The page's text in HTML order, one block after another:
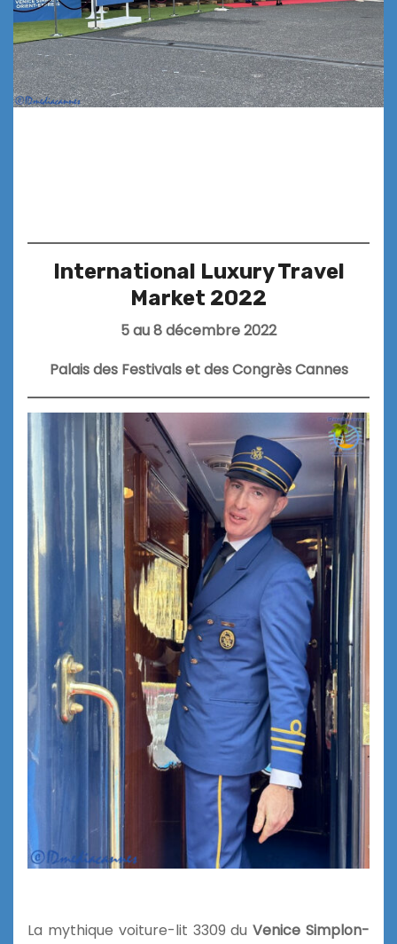
International Luxury Travel
Market 2022
5 au 8 décembre 2022
Palais des Festivals et des Congrès Cannes
La mythique voiture-lit 3309 duVenice Simplon-